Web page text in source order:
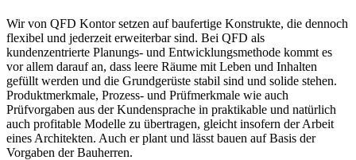
Wir von QFD Kontor setzen auf baufertige Konstrukte, die dennoch
flexibel und jederzeit erweiterbar sind. Bei QFD als
kundenzentrierte Planungs- und Entwicklungsmethode kommt es
vor allem darauf an, dass leere Räume mit Leben und Inhalten
gefüllt werden und die Grundgerüste stabil sind und solide stehen.
Produktmerkmale, Prozess- und Prüfmerkmale wie auch
Prüfvorgaben aus der Kundensprache in praktikable und natürlich
auch profitable Modelle zu übertragen, gleicht insofern der Arbeit
eines Architekten. Auch er plant und lässt bauen auf Basis der
Vorgaben der Bauherren.